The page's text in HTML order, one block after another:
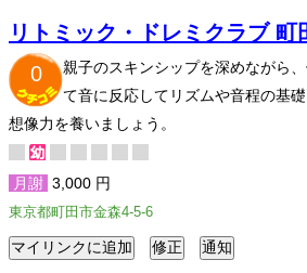
リトミック・ドレミクラブ 町
0
親子のスキンシップを深めながら
て音に反応してリズムや音程の基
想像力を養いましょう。
月謝 3,000 円
東京都町田市金森4-5-6